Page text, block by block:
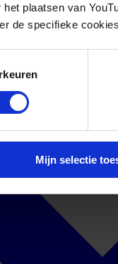
plaatsen van
de specifieke
Mijn selectie